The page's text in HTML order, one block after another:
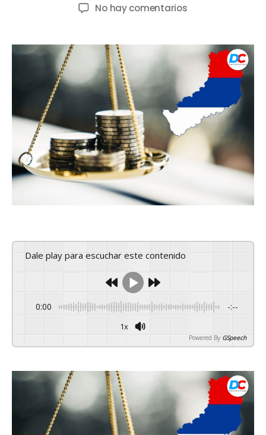
No hay comentarios
Dale play para escuchar este contenido
0:00 -:--
1x
Powered By GSpeech